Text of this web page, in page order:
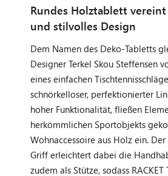
Rundes Holztablett
und stilvolles Design
Dem Namen des Deko-Tabletts
Designer Terkel Skou Steffensen
eines einfachen
schnörkelloser, perfektionierter
hoher Funktionalität, fließen
herkömmlichen Sportobjekts
Wohnaccessoire aus Holz ein.
Griff erleichtert dabei die
zudem als Stütze, sodass